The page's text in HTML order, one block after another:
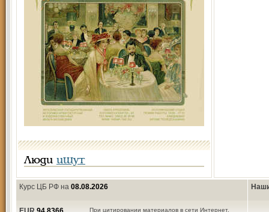
Люди ищут
Курс ЦБ РФ на 08.08.2026
При цитировании материалов в сети Интернет,